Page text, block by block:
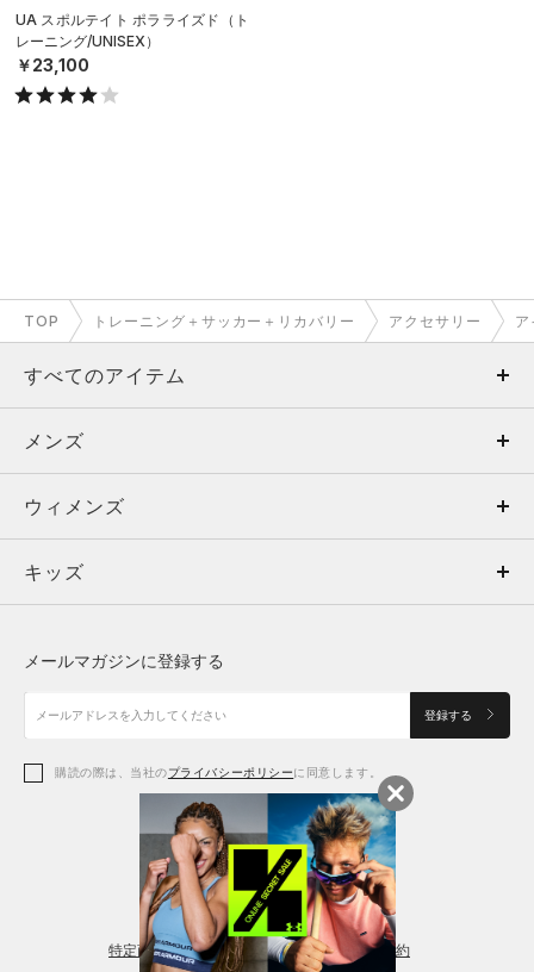
UA スポルテイト ポラライズド（ト
レーニング/UNISEX）
￥23,100
TOP トレーニング＋サッカー＋リカバリー アクセサリー
すべてのアイテム
メンズ
ウィメンズ
キッズ
アクセサリー
メンズ
トップス
ボトムス
アクセサリー
ウィメンズ
トップス
シューズ
アクセサリー
レギンス＆タイツ
キッズ
シューズ
メールマガジンに登録する
登録する
購読の際は、当社のプライバシーポリシーに同意します。
特定商取引法に基づく通販の表記 会員規約